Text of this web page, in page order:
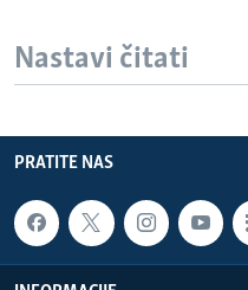
Nastavi čitati
PRATITE NAS